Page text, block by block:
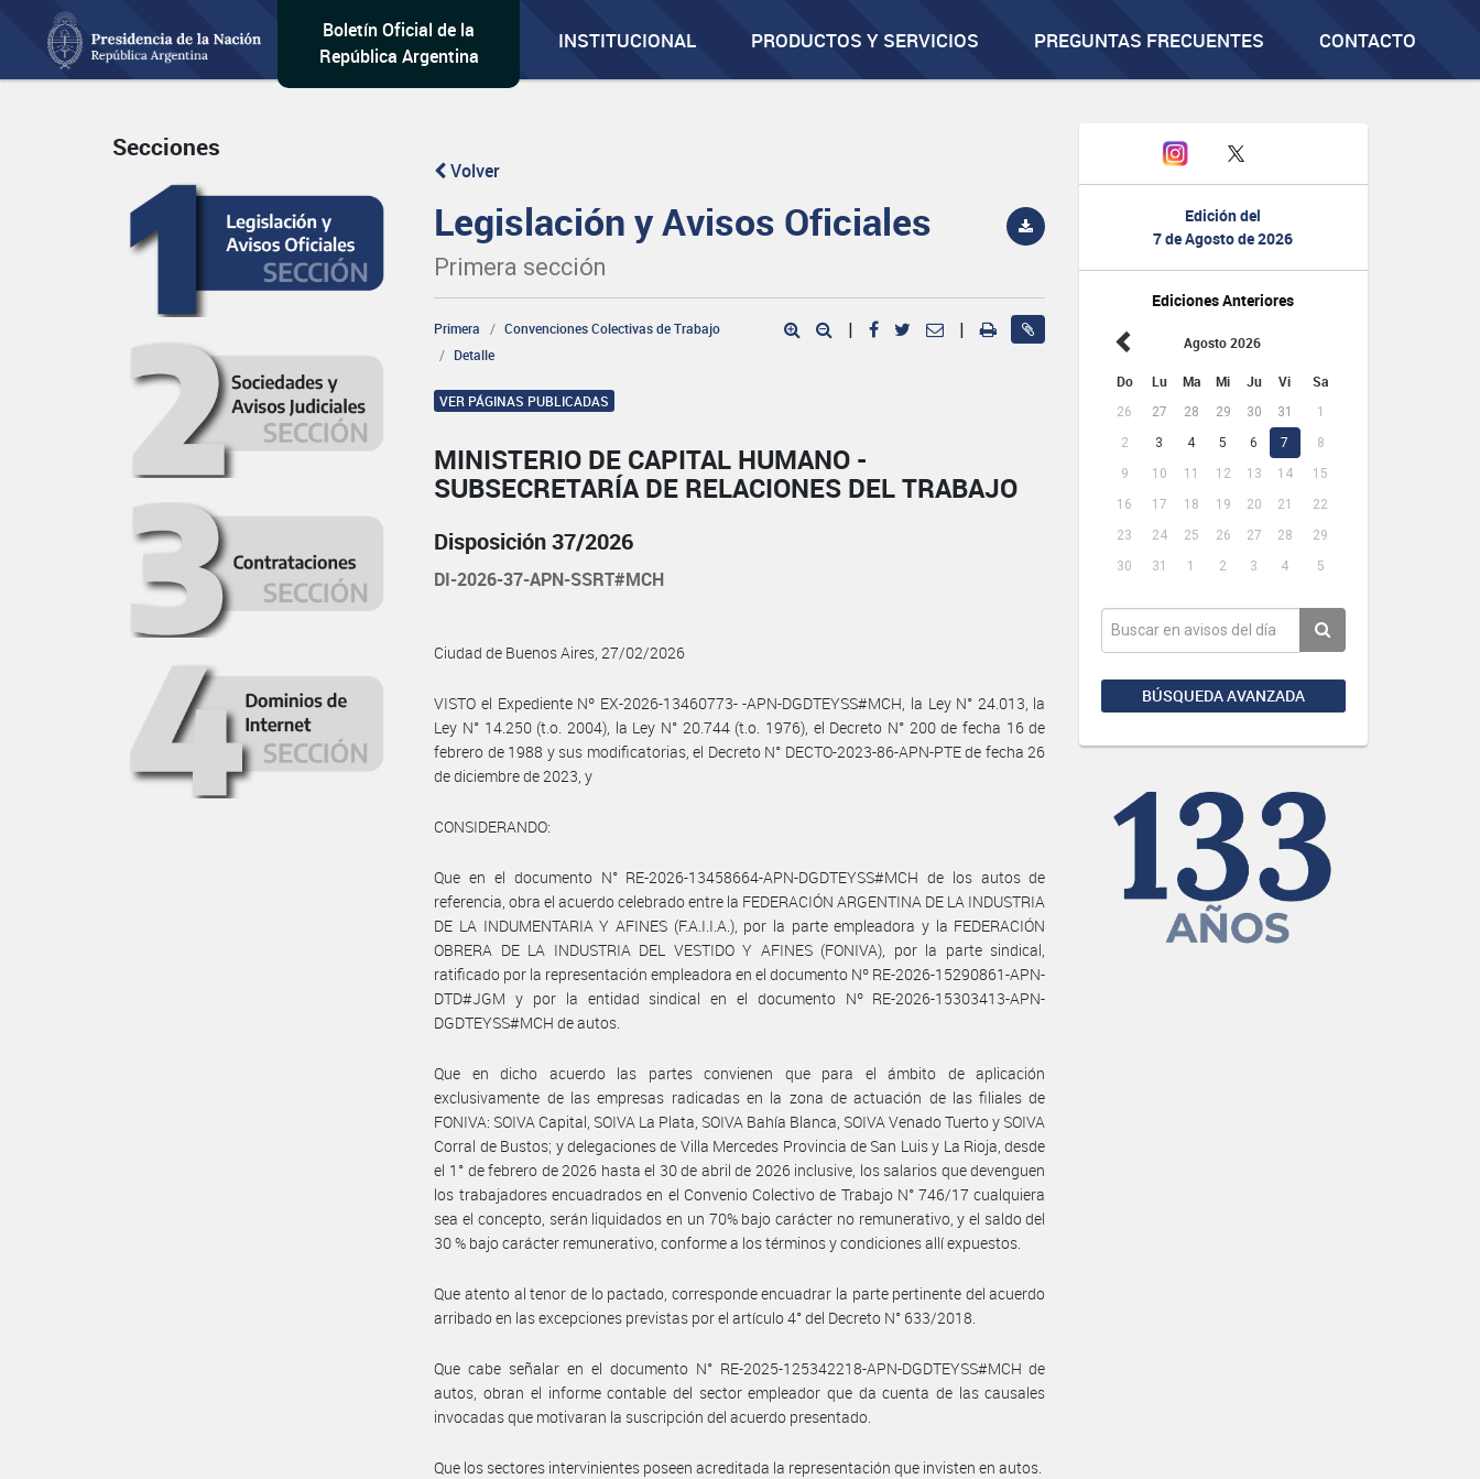
Boletín Oficial de la
República Argentina
INSTITUCIONAL PRODUCTOS Y SERVICIOS PREGUNTAS FRECUENTES CONTACTO
Edición del
7 de Agosto de 2026
Ediciones Anteriores
Agosto 2026
Do Lu Ma Mi Ju Vi Sa
26 27 28 29 30 31
1
2
3 4 5 6 7
8
9
10 11 12 13 14
15
16
17 18 19 20 21
22
23
24 25 26 27 28
29
30
31 1 2 3 4 5
BÚSQUEDA AVANZADA
Secciones
Volver
Legislación y Avisos Oficiales
Primera sección
Primera
Convenciones Colectivas de Trabajo
Detalle
| |
VER PÁGINAS PUBLICADAS
MINISTERIO DE CAPITAL HUMANO -
SUBSECRETARÍA DE RELACIONES DEL TRABAJO
Disposición 37/2026
DI-2026-37-APN-SSRT#MCH
Ciudad de Buenos Aires, 27/02/2026
VISTO el Expediente Nº EX-2026-13460773- -APN-DGDTEYSS#MCH, la Ley N° 24.013, la
Ley N° 14.250 (t.o. 2004), la Ley N° 20.744 (t.o. 1976), el Decreto N° 200 de fecha 16 de
febrero de 1988 y sus modificatorias, el Decreto N° DECTO-2023-86-APN-PTE de fecha 26
de diciembre de 2023, y
CONSIDERANDO:
Que en el documento N° RE-2026-13458664-APN-DGDTEYSS#MCH de los autos de
referencia, obra el acuerdo celebrado entre la FEDERACIÓN ARGENTINA DE LA INDUSTRIA
DE LA INDUMENTARIA Y AFINES (F.A.I.I.A.), por la parte empleadora y la FEDERACIÓN
OBRERA DE LA INDUSTRIA DEL VESTIDO Y AFINES (FONIVA), por la parte sindical,
ratificado por la representación empleadora en el documento Nº RE-2026-15290861-APN-
DTD#JGM y por la entidad sindical en el documento Nº RE-2026-15303413-APN-
DGDTEYSS#MCH de autos.
Que en dicho acuerdo las partes convienen que para el ámbito de aplicación
exclusivamente de las empresas radicadas en la zona de actuación de las filiales de
FONIVA: SOIVA Capital, SOIVA La Plata, SOIVA Bahía Blanca, SOIVA Venado Tuerto y SOIVA
Corral de Bustos; y delegaciones de Villa Mercedes Provincia de San Luis y La Rioja, desde
el 1° de febrero de 2026 hasta el 30 de abril de 2026 inclusive, los salarios que devenguen
los trabajadores encuadrados en el Convenio Colectivo de Trabajo N° 746/17 cualquiera
sea el concepto, serán liquidados en un 70% bajo carácter no remunerativo, y el saldo del
30 % bajo carácter remunerativo, conforme a los términos y condiciones allí expuestos.
Que atento al tenor de lo pactado, corresponde encuadrar la parte pertinente del acuerdo
arribado en las excepciones previstas por el artículo 4° del Decreto N° 633/2018.
Que cabe señalar en el documento N° RE-2025-125342218-APN-DGDTEYSS#MCH de
autos, obran el informe contable del sector empleador que da cuenta de las causales
invocadas que motivaran la suscripción del acuerdo presentado.
Que los sectores intervinientes poseen acreditada la representación que invisten en autos.